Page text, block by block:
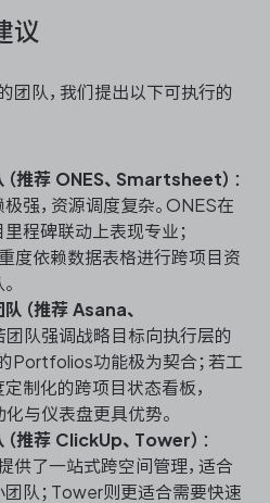
议
团队，我们提出以下可执行的
推荐 ONES、Smartsheet） ：
强，资源调度复杂。ONES在
程碑联动上表现专业；
度依赖数据表格进行跨项目资
（推荐 Asana、
团队强调战略目标向执行层的
Portfolios功能极为契合；若工
制化的跨项目状态看板，
与仪表盘更具优势。
推荐 ClickUp、Tower） ：
供了一站式跨空间管理，适合
队；Tower则更适合需要快速